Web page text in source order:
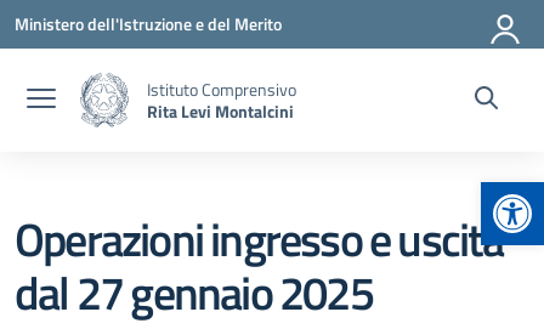
Vai ai contenuti
Vai al menu di navigazione
Vai al footer
Ministero dell'Istruzione e del Merito
Istituto Comprensivo
Rita Levi Montalcini
Operazioni ingresso e uscita
dal 27 gennaio 2025